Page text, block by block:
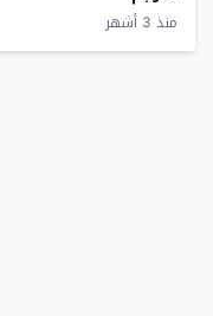
منذ 3 أشهر